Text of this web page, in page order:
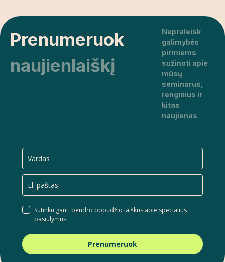
Prenumeruok
naujienlaiškį
Nepraleisk
galimybės
pirmiems
sužinoti apie
mūsų
seminarus,
renginius ir
kitas
naujienas
Sutinku gauti bendro pobūdžio laiškus apie specialius
pasiūlymus.
Prenumeruok